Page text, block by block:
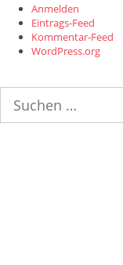
Anmelden
Eintrags-Feed
Kommentar-Feed
WordPress.org
nach: